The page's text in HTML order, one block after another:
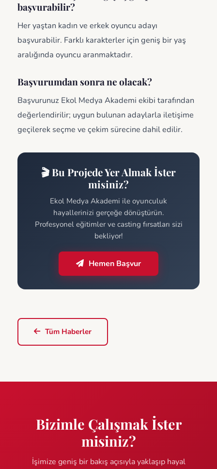
başvurabilir?
Her yaştan kadın ve erkek oyuncu adayı
başvurabilir. Farklı karakterler için geniş bir yaş
aralığında oyuncu aranmaktadır.
Başvurumdan sonra ne olacak?
Başvurunuz Ekol Medya Akademi ekibi tarafından
değerlendirilir; uygun bulunan adaylarla iletişime
geçilerek seçme ve çekim sürecine dahil edilir.
🎬 Bu Projede Yer Almak İster
misiniz?
Ekol Medya Akademi ile oyunculuk
hayallerinizi gerçeğe dönüştürün.
Profesyonel eğitimler ve casting fırsatları sizi
bekliyor!
Hemen Başvur
Tüm Haberler
Bizimle Çalışmak İster
misiniz?
İşimize geniş bir bakış açısıyla yaklaşıp hayal